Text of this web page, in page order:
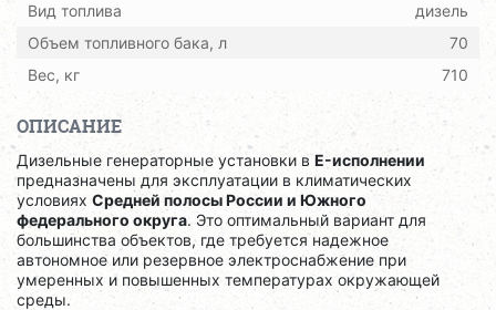
Вид топлива
дизель
Объем топливного бака, л
70
Вес, кг
710
ОПИСАНИЕ
Дизельные генераторные установки в E-исполнении
предназначены для эксплуатации в климатических
условиях Средней полосы России и Южного
федерального округа. Это оптимальный вариант для
большинства объектов, где требуется надежное
автономное или резервное электроснабжение при
умеренных и повышенных температурах окружающей
среды.